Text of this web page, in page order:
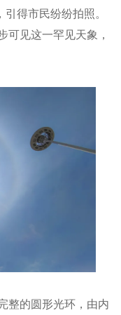
得市民纷纷拍照。
可见这一罕见天象，
整的圆形光环，由内